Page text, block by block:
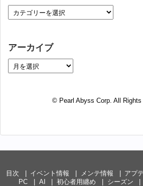
アーカイブ
© Pearl Abyss Corp. All Rights
目次 イベント情報 メンテ情報 アプ
PC
AI 初心者用纏め シーズン